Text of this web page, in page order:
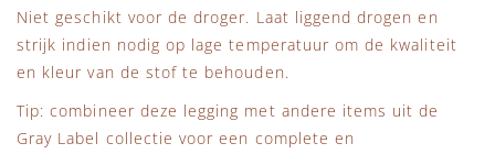
Niet geschikt voor de droger. Laat liggend drogen en
strijk indien nodig op lage temperatuur om de kwaliteit
en kleur van de stof te behouden.
Tip: combineer deze legging met andere items uit de
Gray Label collectie voor een complete en